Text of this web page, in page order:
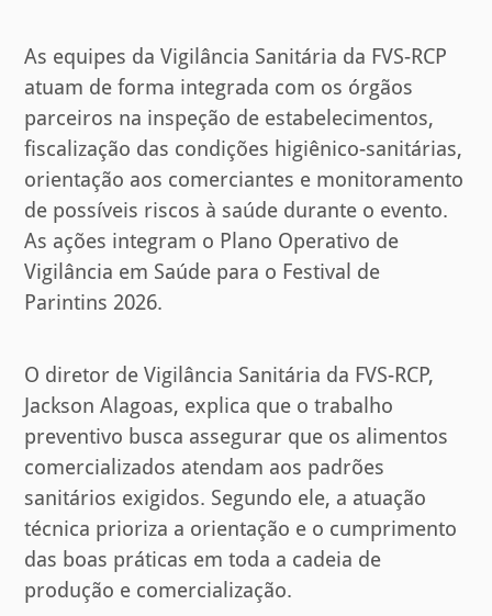
As equipes da Vigilância Sanitária da FVS-RCP
atuam de forma integrada com os órgãos
parceiros na inspeção de estabelecimentos,
fiscalização das condições higiênico-sanitárias,
orientação aos comerciantes e monitoramento
de possíveis riscos à saúde durante o evento.
As ações integram o Plano Operativo de
Vigilância em Saúde para o Festival de
Parintins 2026.
O diretor de Vigilância Sanitária da FVS-RCP,
Jackson Alagoas, explica que o trabalho
preventivo busca assegurar que os alimentos
comercializados atendam aos padrões
sanitários exigidos. Segundo ele, a atuação
técnica prioriza a orientação e o cumprimento
das boas práticas em toda a cadeia de
produção e comercialização.